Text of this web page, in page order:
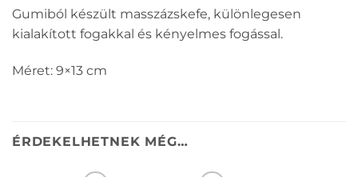
Gumiból készült masszázskefe, különlegesen
kialakított fogakkal és kényelmes fogással.
Méret: 9×13 cm
ÉRDEKELHETNEK MÉG…